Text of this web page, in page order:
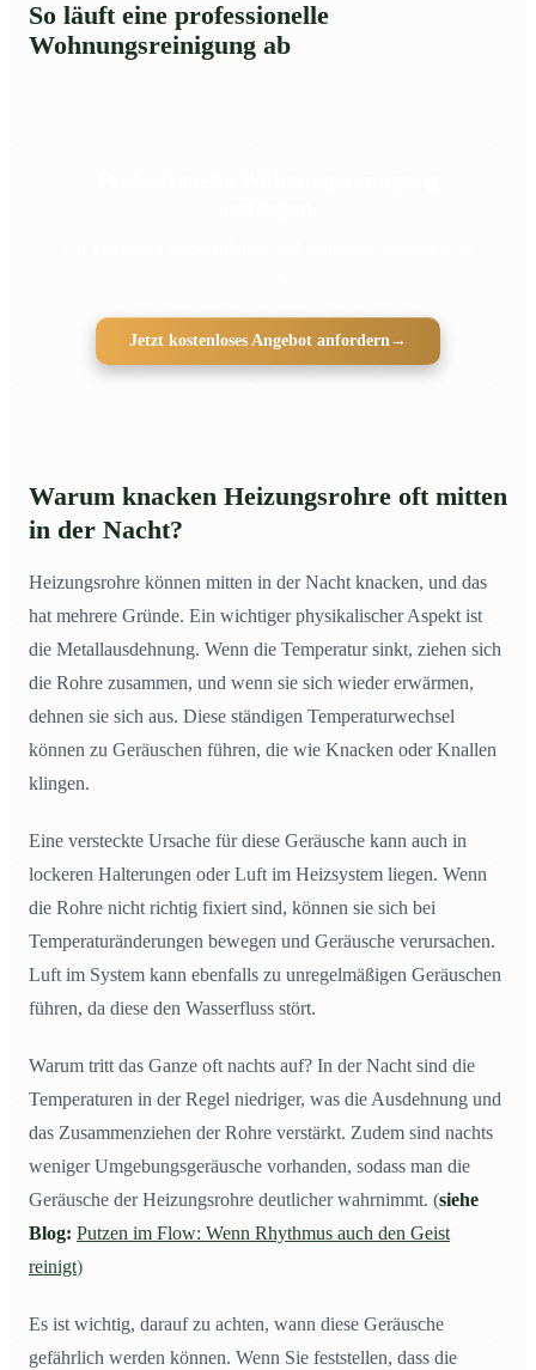
So läuft eine professionelle
Wohnungsreinigung ab
Jetzt kostenloses Angebot anfordern→
Warum knacken Heizungsrohre oft mitten
in der Nacht?
Heizungsrohre können mitten in der Nacht knacken, und das
hat mehrere Gründe. Ein wichtiger physikalischer Aspekt ist
die Metallausdehnung. Wenn die Temperatur sinkt, ziehen sich
die Rohre zusammen, und wenn sie sich wieder erwärmen,
dehnen sie sich aus. Diese ständigen Temperaturwechsel
können zu Geräuschen führen, die wie Knacken oder Knallen
klingen.
Eine versteckte Ursache für diese Geräusche kann auch in
lockeren Halterungen oder Luft im Heizsystem liegen. Wenn
die Rohre nicht richtig fixiert sind, können sie sich bei
Temperaturänderungen bewegen und Geräusche verursachen.
Luft im System kann ebenfalls zu unregelmäßigen Geräuschen
führen, da diese den Wasserfluss stört.
Warum tritt das Ganze oft nachts auf? In der Nacht sind die
Temperaturen in der Regel niedriger, was die Ausdehnung und
das Zusammenziehen der Rohre verstärkt. Zudem sind nachts
weniger Umgebungsgeräusche vorhanden, sodass man die
Geräusche der Heizungsrohre deutlicher wahrnimmt. (siehe
Blog: Putzen im Flow: Wenn Rhythmus auch den Geist
reinigt)
Es ist wichtig, darauf zu achten, wann diese Geräusche
gefährlich werden können. Wenn Sie feststellen, dass die